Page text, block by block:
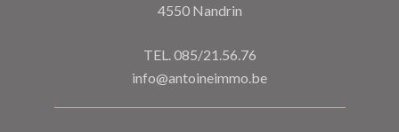
4550 Nandrin
TEL. 085/21.56.76
info@antoineimmo.be